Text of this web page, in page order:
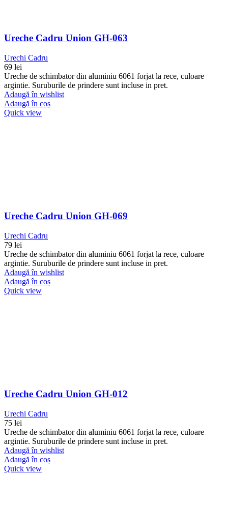
Ureche Cadru Union GH-063
Urechi Cadru
69 lei
Ureche de schimbator din aluminiu 6061 forjat la rece, culoare
argintie. Suruburile de prindere sunt incluse in pret.
Adaugă în wishlist
Adaugă în coș
Quick view
Ureche Cadru Union GH-069
Urechi Cadru
79 lei
Ureche de schimbator din aluminiu 6061 forjat la rece, culoare
argintie. Suruburile de prindere sunt incluse in pret.
Adaugă în wishlist
Adaugă în coș
Quick view
Ureche Cadru Union GH-012
Urechi Cadru
75 lei
Ureche de schimbator din aluminiu 6061 forjat la rece, culoare
argintie. Suruburile de prindere sunt incluse in pret.
Adaugă în wishlist
Adaugă în coș
Quick view